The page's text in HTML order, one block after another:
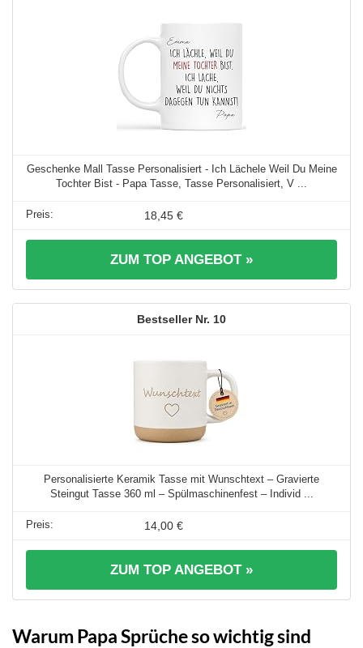
Geschenke Mall Tasse Personalisiert - Ich Lächele Weil Du Meine
Tochter Bist - Papa Tasse, Tasse Personalisiert, V ...
18,45 €
ZUM TOP ANGEBOT »
10
Personalisierte Keramik Tasse mit Wunschtext – Gravierte
Steingut Tasse 360 ml – Spülmaschinenfest – Individ ...
14,00 €
ZUM TOP ANGEBOT »
Warum Papa Sprüche so wichtig sind